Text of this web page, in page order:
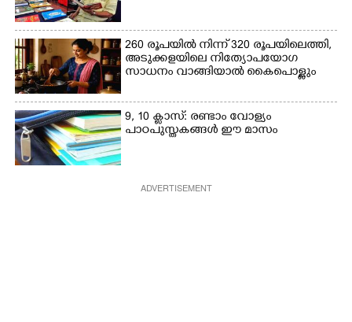
260 രൂപയിൽ നിന്ന് 320 രൂപയിലെത്തി,
അടുക്കളയിലെ നിത്യോപയോഗ
സാധനം വാങ്ങിയാൽ കൈപൊള്ളും
9, 10 ക്ലാസ്: രണ്ടാം വോള്യം
പാഠപുസ്തകങ്ങൾ ഈ മാസം
ADVERTISEMENT